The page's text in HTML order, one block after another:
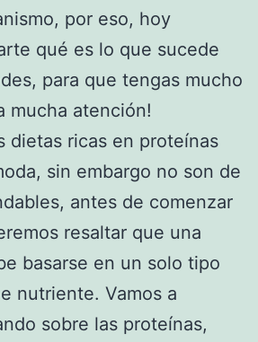
por eso, hoy
qué es lo que sucede
para que tengas mucho
mucha atención!
dietas ricas en proteínas
sin embargo no son de
antes de comenzar
resaltar que una
basarse en un solo tipo
nutriente. Vamos a
sobre las proteínas,